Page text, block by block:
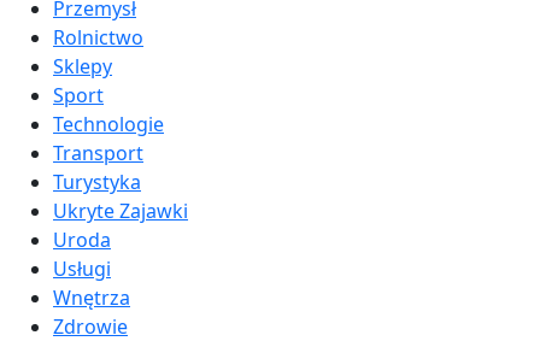
Przemysł
Rolnictwo
Sklepy
Sport
Technologie
Transport
Turystyka
Ukryte Zajawki
Uroda
Usługi
Wnętrza
Zdrowie